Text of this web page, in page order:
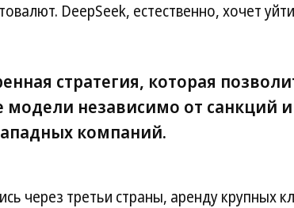
DeepSeek, естественно, хочет
стратегия, которая
модели независимо от санкций
компаний.
через третьи страны, аренду крупных